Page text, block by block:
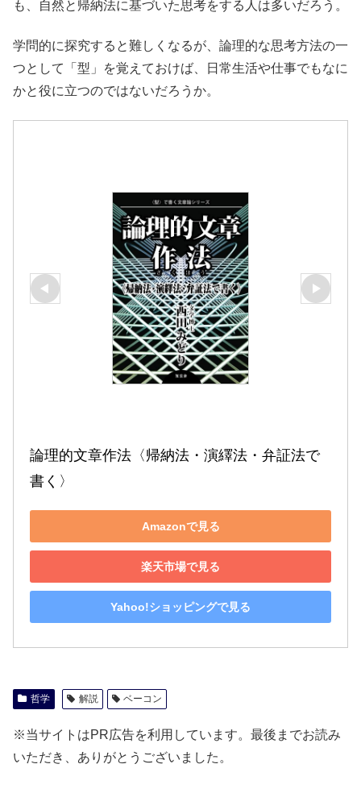
も、自然と帰納法に基づいた思考をする人は多いだろう。
学問的に探究すると難しくなるが、論理的な思考方法の一
つとして「型」を覚えておけば、日常生活や仕事でもなに
かと役に立つのではないだろうか。
論理的文章作法〈帰納法・演繹法・弁証法で
書く〉
Amazonで見る
楽天市場で見る
Yahoo!ショッピングで見る
哲学 解説 ベーコン
※当サイトはPR広告を利用しています。最後までお読み
いただき、ありがとうございました。